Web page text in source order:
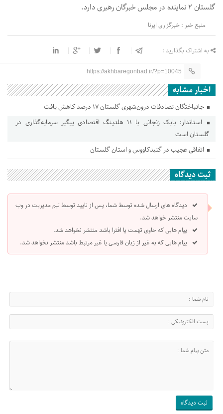
گلستان ۲ نماینده در مجلس خبرگان رهبری دارد.
منبع خبر : خبرگزاری ایرنا
به اشتراک بگذارید :
https://akhbaregonbad.ir/?p=10045
اخبار مشابه
جانباختگان تصادفات درون‌شهری گلستان ۱۷ درصد کاهش یافت
استاندار: بابک زنجانی با ۱۱ هلدینگ اقتصادی پیگیر سرمایه‌گذاری در
گلستان است
اتفاقی عجیب در‌ گنبدکاووس و استان گلستان
ثبت دیدگاه
دیدگاه های ارسال شده توسط شما، پس از تایید توسط تیم مدیریت در وب
سایت منتشر خواهد شد.
پیام هایی که حاوی تهمت یا افترا باشد منتشر نخواهد شد.
پیام هایی که به غیر از زبان فارسی یا غیر مرتبط باشد منتشر نخواهد شد.